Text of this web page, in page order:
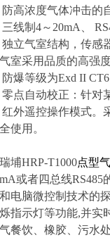
高浓度气体冲击的
线制4～20mA、
立气室结构，传感
室采用品质的高强
爆等级为Exd II
点自动校正：针对
外遥控操作模式。
使用。
埔HRP-T1000点型
或者四总线
电脑微控制技术的
指示灯等功能,并实
餐饮、橡胶、污水